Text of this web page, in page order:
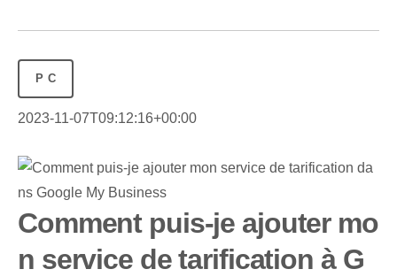
PC
2023-11-07T09:12:16+00:00
Comment puis-je ajouter mo
n service de tarification à G